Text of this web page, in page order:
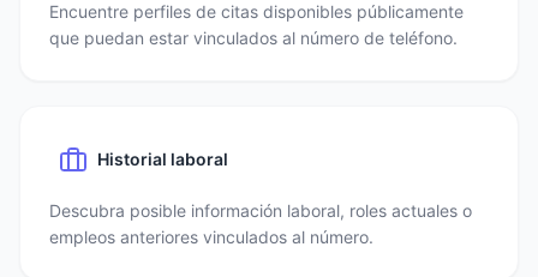
Encuentre perfiles de citas disponibles públicamente
que puedan estar vinculados al número de teléfono.
Historial laboral
Descubra posible información laboral, roles actuales o
empleos anteriores vinculados al número.